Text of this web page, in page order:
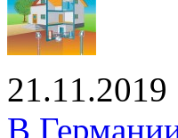
21.11.2019
В